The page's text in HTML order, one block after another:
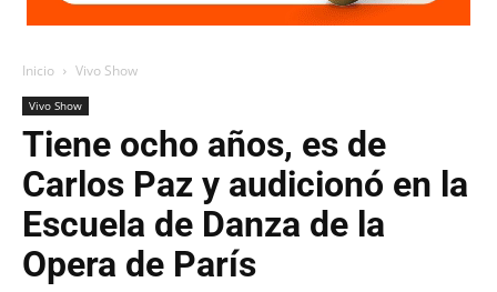
Inicio Vivo Show
Vivo Show
Tiene ocho años, es de
Carlos Paz y audicionó en la
Escuela de Danza de la
Opera de París